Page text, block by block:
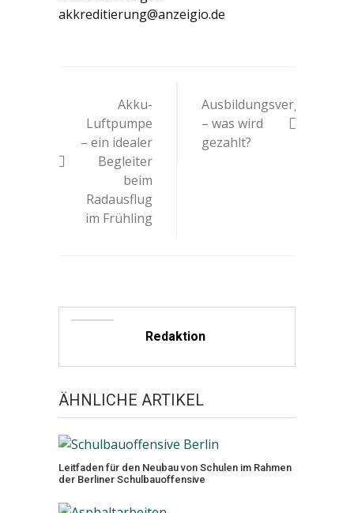
akkreditierung@anzeigio.de
Navigation
Akku-
Luftpumpe
– ein idealer
Begleiter
beim
Radausflug
im Frühling
Ausbildungsvergütungen
– was wird
gezahlt?
Redaktion
ÄHNLICHE ARTIKEL
Leitfaden für den Neubau von Schulen im Rahmen
der Berliner Schulbauoffensive